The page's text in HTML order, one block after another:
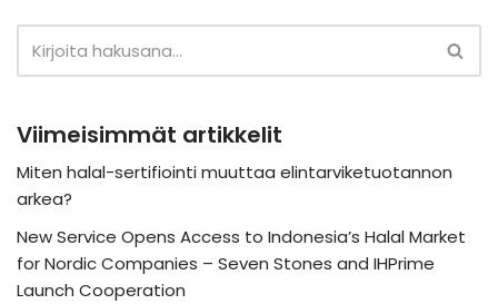
Viimeisimmät artikkelit
Miten halal-sertifiointi muuttaa elintarviketuotannon
arkea?
New Service Opens Access to Indonesia’s Halal Market
for Nordic Companies – Seven Stones and IHPrime
Launch Cooperation